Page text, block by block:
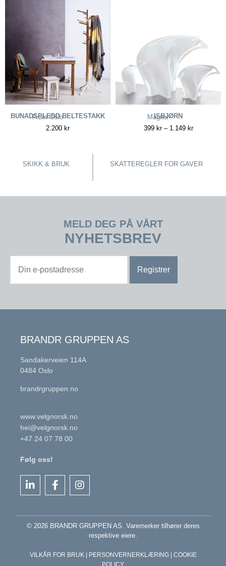
BUNADSPLEDD BELTESTAKK
2.200 kr
Fram Oslo
ISBJØRN
399 kr – 1.149 kr
Magnor
SKIKK & BRUK SKATTEREGLER FOR GAVER
MELD DEG PÅ VÅRT
NYHETSBREV
BRANDR GRUPPEN AS
Sandakerveien 114A
0484 Oslo
brandrgruppen.no
www.velgnorsk.no
hei@velgnorsk.no
+47 24 07 78 00
Følg oss!
© 2026 BRANDR GRUPPEN AS. Varemerker tilhører deres
respektive eiere.
VILKÅR FOR BRUK| PERSONVERNERKLÆRING| COOKIE
POLICY